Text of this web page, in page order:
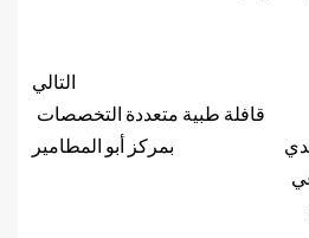
التالي
قافلة طبية متعددة التخصصات
بمركز أبو المطامير